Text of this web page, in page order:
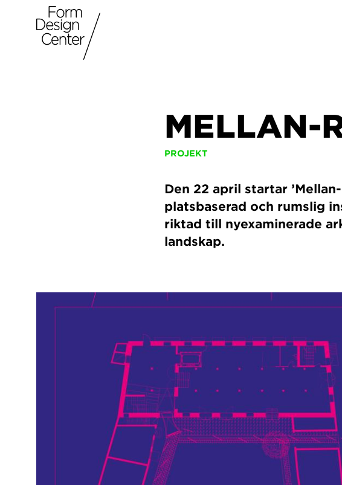
MELLAN-
PROJEKT
Den 22 april startar
platsbaserad och rumslig
riktad till nyexaminerade
landskap.